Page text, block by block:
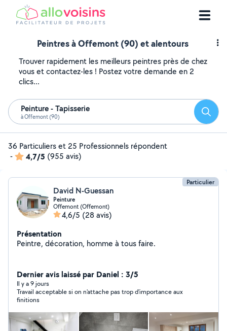
Peintres à Offemont (90) et alentours
Trouver rapidement les meilleurs peintres près de chez
vous et contactez-les ! Postez votre demande en 2
clics...
Peinture - Tapisserie
à Offemont (90)
36 Particuliers et 25 Professionnels répondent
-
4,7/5 (955 avis)
Particulier
David N-Guessan
Peinture
Offemont (Offemont)
4,6/5 (28 avis)
Présentation
Peintre, décoration, homme à tous faire.
Dernier avis laissé par Daniel : 3/5
Il y a 9 jours
Travail acceptable si on n'attache pas trop d'importance aux
finitions